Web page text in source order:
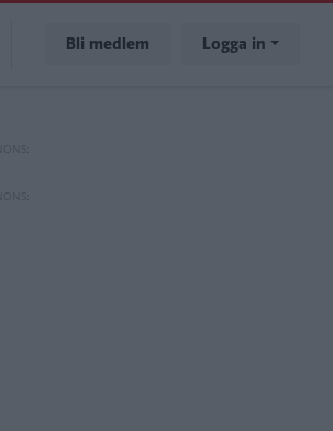
Bli medlem Logga in